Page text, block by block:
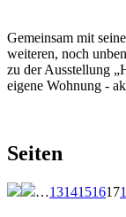
Gemeinsam mit
weiteren, noch
zu der Ausstellung
eigene Wohnung -
Seiten
…1314151617